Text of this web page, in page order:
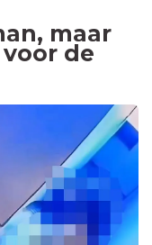
maar
de